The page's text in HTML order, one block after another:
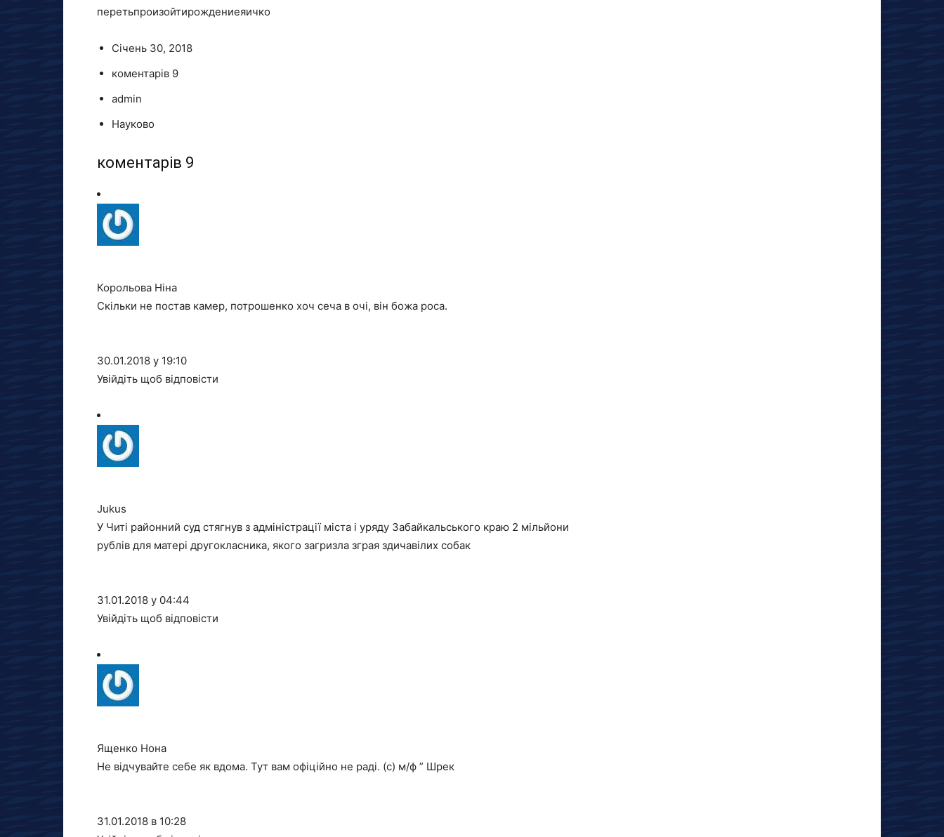
перетьпроизойтирождениеяичко
Січень 30, 2018
коментарів 9
admin
Науково
коментарів 9
Корольова Ніна
Скільки не постав камер, потрошенко хоч сеча в очі, він божа роса.
30.01.2018 у 19:10
Увійдіть щоб відповісти
Jukus
У Читі районний суд стягнув з адміністрації міста і уряду Забайкальського краю 2 мільйони
рублів для матері другокласника, якого загризла зграя здичавілих собак
31.01.2018 у 04:44
Увійдіть щоб відповісти
Ященко Нона
Не відчувайте себе як вдома. Тут вам офіційно не раді. (с) м/ф ” Шрек
31.01.2018 в 10:28